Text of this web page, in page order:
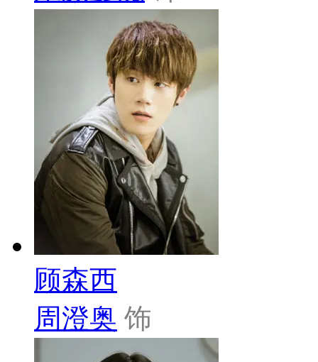
顾森西
周澄奥 饰